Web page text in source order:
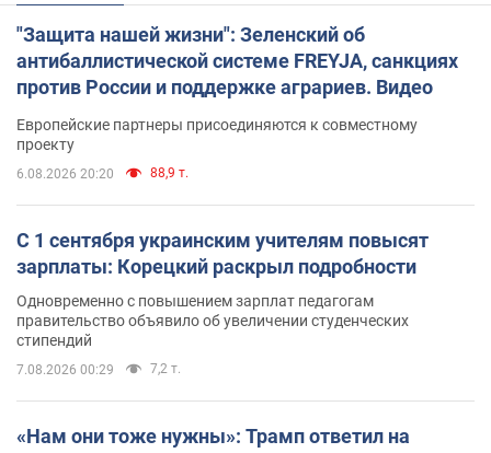
"Защита нашей жизни": Зеленский об
антибаллистической системе FREYJA, санкциях
против России и поддержке аграриев. Видео
Европейские партнеры присоединяются к совместному
проекту
6.08.2026 20:20 88,9 т.
С 1 сентября украинским учителям повысят
зарплаты: Корецкий раскрыл подробности
Одновременно с повышением зарплат педагогам
правительство объявило об увеличении студенческих
стипендий
7.08.2026 00:29 7,2 т.
«Нам они тоже нужны»: Трамп ответил на